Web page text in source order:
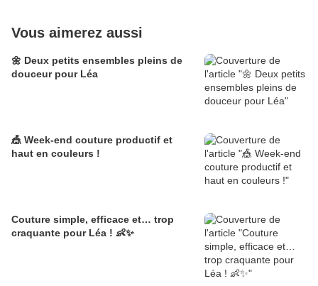
Vous aimerez aussi
🌼 Deux petits ensembles pleins de
douceur pour Léa
🎪 Week-end couture productif et
haut en couleurs !
Couture simple, efficace et… trop
craquante pour Léa ! 👶✨